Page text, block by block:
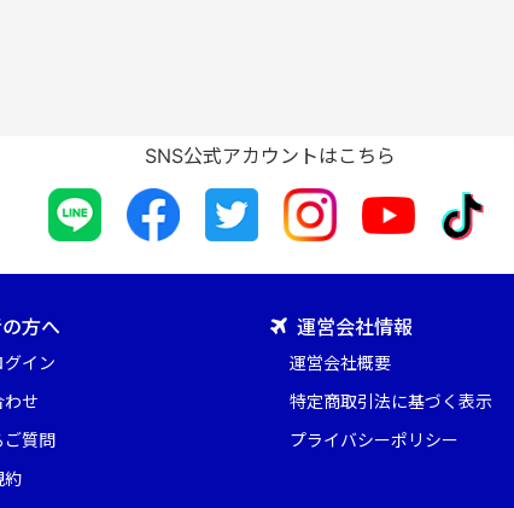
SNS公式アカウントはこちら
方へ
イン
わせ
ご質問
約
運営会社情報
運営会社概要
特定商取引法に基づく表示
プライバシーポリシー